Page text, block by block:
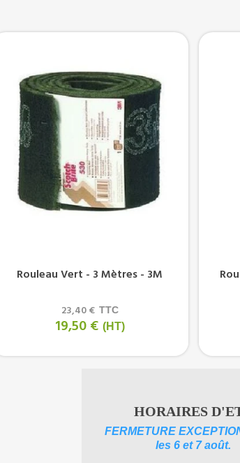
Rouleau Vert - 3 Mètres - 3M
23,40 € TTC
19,50 € (HT)
HORAIRES
FERMETURE
les 6 et 7 août.